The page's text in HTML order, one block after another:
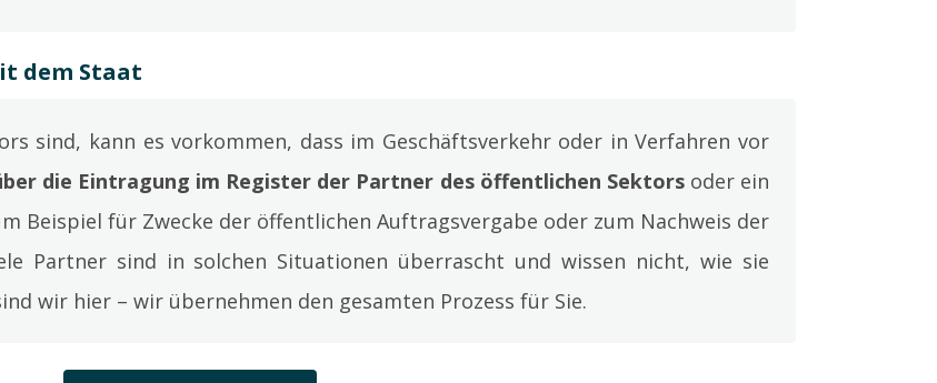
dem Staat
sind, kann es vorkommen, dass im Geschäftsverkehr oder in Verfahren vor
die Eintragung im Register der Partner des öffentlichen Sektorsoder ein
Beispiel für Zwecke der öffentlichen Auftragsvergabe oder zum Nachweis der
Partner sind in solchen Situationen überrascht und wissen nicht, wie sie
wir hier – wir übernehmen den gesamten Prozess für Sie.